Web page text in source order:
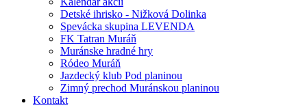
Detské ihrisko - Nižková Dolinka
Spevácka skupina LEVENDA
FK Tatran Muráň
Muránske hradné hry
Ródeo Muráň
Jazdecký klub Pod planinou
Zimný prechod Muránskou planinou
Kontakt